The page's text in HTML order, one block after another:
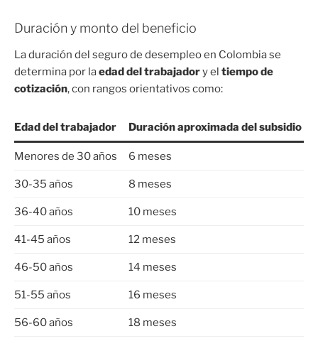
Duración y monto del beneficio
La duración del seguro de desempleo en Colombia se
determina por laedad del trabajadory el tiempo de
cotización, con rangos orientativos como:
Edad del trabajador Duración aproximada del subsidio
Menores de 30 años 6 meses
30-35 años 8 meses
36-40 años 10 meses
41-45 años 12 meses
46-50 años 14 meses
51-55 años 16 meses
56-60 años 18 meses